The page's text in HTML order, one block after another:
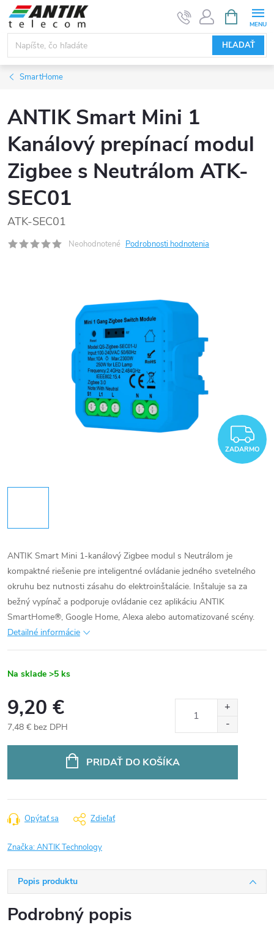
Prejsť
obsah
HĽADAŤ
KOŠÍK
SmartHome
ANTIK Smart Mini 1
Kanálový prepínací modul
Zigbee s Neutrálom ATK-
SEC01
ATK-SEC01
Neohodnotené Podrobnosti hodnotenia
ZADARMO
ANTIK Smart Mini 1-kanálový Zigbee modul s Neutrálom je
kompaktné riešenie pre inteligentné ovládanie jedného svetelného
okruhu bez nutnosti zásahu do elektroinštalácie. Inštaluje sa za
bežný vypínač a podporuje ovládanie cez aplikáciu ANTIK
SmartHome®, Google Home, Alexa alebo automatizované scény.
Detailné informácie
Na sklade >5 ks
9,20 €
7,48 € bez DPH
PRIDAŤ DO KOŠÍKA
Opýtať sa Zdieľať
Značka:ANTIK Technology
Popis produktu
Podrobný popis